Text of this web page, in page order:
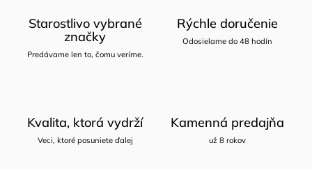
Starostlivo vybrané
značky
Predávame len to, čomu veríme.
Rýchle doručenie
Odosielame do 48 hodín
Kvalita, ktorá vydrží
Veci, ktoré posuniete ďalej
Kamenná predajňa
už 8 rokov